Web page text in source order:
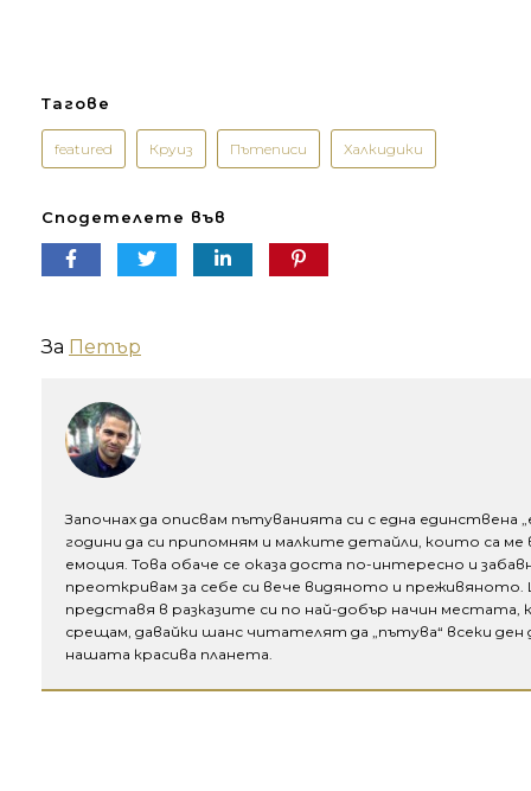
Тагове
featured Круиз Пътеписи Халкидики
Сподетелете във
За Петър
Започнах да описвам пътуванията си с една единствена
години да си припомням и малките детайли, които са ме
емоция. Това обаче се оказа доста по-интересно и
преоткривам за себе си вече видяното и преживяното.
представя в разказите си по най-добър начин
срещам, давайки шанс читателят да „пътува“ всеки
нашата красива планета.